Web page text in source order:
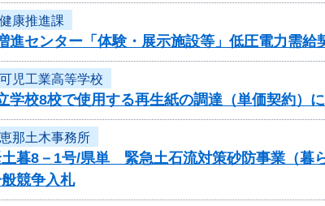
健康推進課
進センター「体験・展示施設等」低圧電力需給
可児工業高等学校
学校8校で使用する再生紙の調達（単価契約）
恵那土木事務所
土暮8－1号/県単 緊急土石流対策砂防事業（暮
競争入札